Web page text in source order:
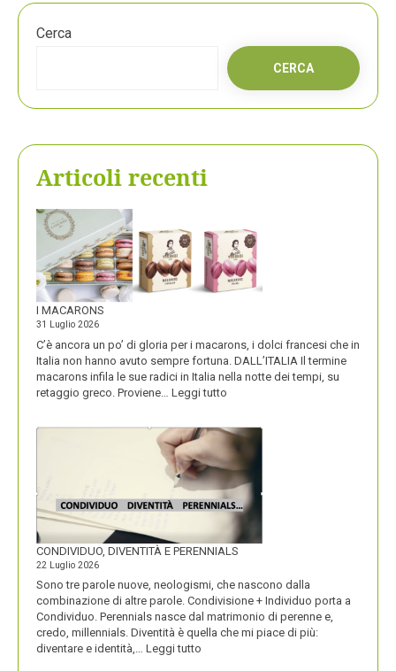
Cerca
CERCA
Articoli recenti
I MACARONS
31 Luglio 2026
C’è ancora un po’ di gloria per i macarons, i dolci francesi che in
Italia non hanno avuto sempre fortuna. DALL’ITALIA Il termine
macarons infila le sue radici in Italia nella notte dei tempi, su
retaggio greco. Proviene… Leggi tutto
CONDIVIDUO, DIVENTITÀ E PERENNIALS
22 Luglio 2026
Sono tre parole nuove, neologismi, che nascono dalla
combinazione di altre parole. Condivisione + Individuo porta a
Condividuo. Perennials nasce dal matrimonio di perenne e,
credo, millennials. Diventità è quella che mi piace di più:
diventare e identità,… Leggi tutto